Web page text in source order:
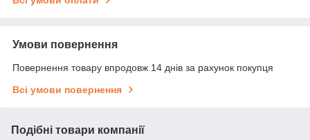
Умови повернення
Повернення товару впродовж 14 днів за рахунок покупця
Всі умови повернення
Подібні товари компанії